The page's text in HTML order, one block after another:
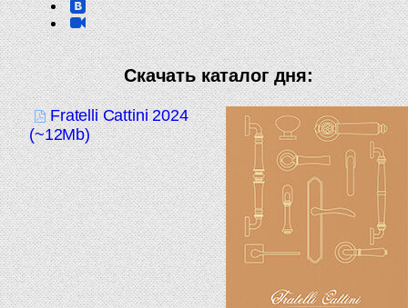
Скачать каталог дня:
Fratelli Cattini 2024
(~12Mb)